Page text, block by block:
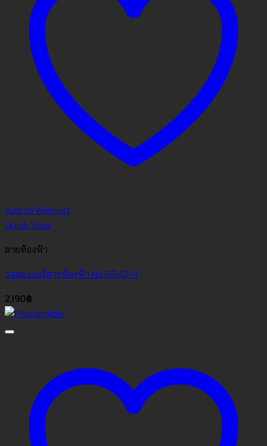
Add to Wishlist
Quick View
ลายท้องฟ้า
วอลเปเปอร์ลายท้องฟ้า No.88421-1
2,190฿